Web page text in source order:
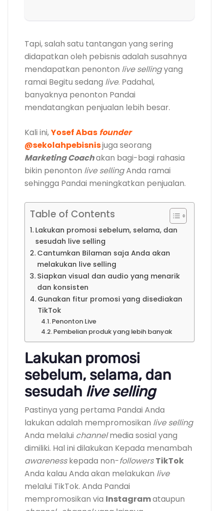
Tapi, salah satu tantangan yang sering
didapatkan oleh pebisnis adalah susahnya
mendapatkan penonton live sellingyang
ramai Begitu sedang live. Padahal,
banyaknya penonton Pandai
mendatangkan penjualan lebih besar.
Kali ini,Yosef Abas founder
@sekolahpebisnisjuga seorang
Marketing Coachakan bagi-bagi rahasia
bikin penonton live sellingAnda ramai
sehingga Pandai meningkatkan penjualan.
Table of Contents
Lakukan promosi sebelum, selama, dan
sesudah live selling
Cantumkan Bilaman saja Anda akan
melakukan live selling
Siapkan visual dan audio yang menarik
dan konsisten
Gunakan fitur promosi yang disediakan
TikTok
Penonton Live
Pembelian produk yang lebih banyak
Lakukan promosi
sebelum, selama, dan
sesudah live selling
Pastinya yang pertama Pandai Anda
lakukan adalah mempromosikan live selling
Anda melalui channelmedia sosial yang
dimiliki. Hal ini dilakukan Kepada menambah
awarenesskepada non-followersTikTok
Anda kalau Anda akan melakukan live
melalui TikTok. Anda Pandai
mempromosikan via Instagramataupun